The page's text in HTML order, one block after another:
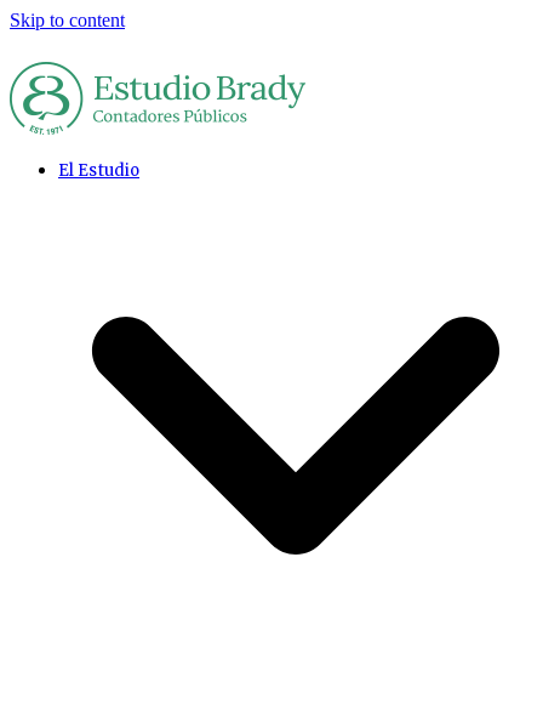
Skip to content
El Estudio